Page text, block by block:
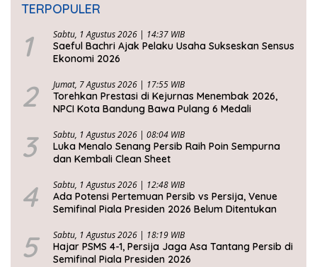
TERPOPULER
1 Sabtu, 1 Agustus 2026 | 14:37 WIB
Saeful Bachri Ajak Pelaku Usaha Sukseskan Sensus
Ekonomi 2026
2 Jumat, 7 Agustus 2026 | 17:55 WIB
Torehkan Prestasi di Kejurnas Menembak 2026,
NPCI Kota Bandung Bawa Pulang 6 Medali
3 Sabtu, 1 Agustus 2026 | 08:04 WIB
Luka Menalo Senang Persib Raih Poin Sempurna
dan Kembali Clean Sheet
4 Sabtu, 1 Agustus 2026 | 12:48 WIB
Ada Potensi Pertemuan Persib vs Persija, Venue
Semifinal Piala Presiden 2026 Belum Ditentukan
5 Sabtu, 1 Agustus 2026 | 18:19 WIB
Hajar PSMS 4-1, Persija Jaga Asa Tantang Persib di
Semifinal Piala Presiden 2026